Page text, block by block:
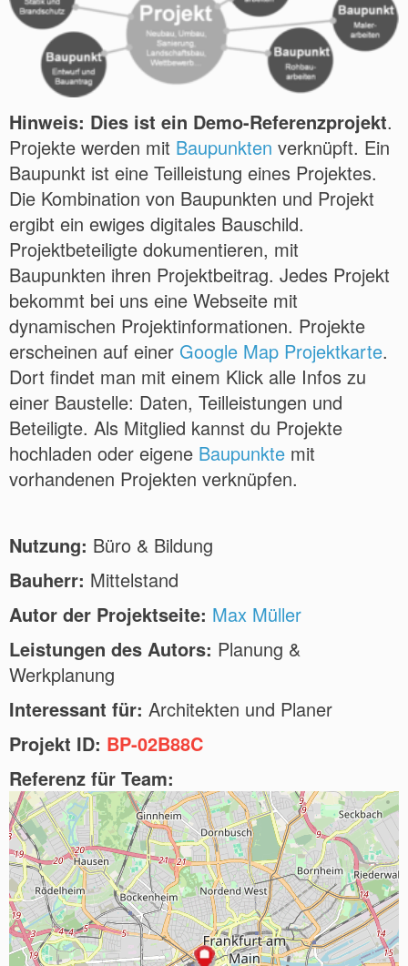
Hinweis: Dies ist ein Demo-Referenzprojekt.
Projekte werden mit Baupunkten verknüpft. Ein
Baupunkt ist eine Teilleistung eines Projektes.
Die Kombination von Baupunkten und Projekt
ergibt ein ewiges digitales Bauschild.
Projektbeteiligte dokumentieren, mit
Baupunkten ihren Projektbeitrag. Jedes Projekt
bekommt bei uns eine Webseite mit
dynamischen Projektinformationen. Projekte
erscheinen auf einer Google Map Projektkarte.
Dort findet man mit einem Klick alle Infos zu
einer Baustelle: Daten, Teilleistungen und
Beteiligte. Als Mitglied kannst du Projekte
hochladen oder eigene Baupunkte mit
vorhandenen Projekten verknüpfen.
Nutzung: Büro & Bildung
Bauherr: Mittelstand
Autor der Projektseite: Max Müller
Leistungen des Autors: Planung &
Werkplanung
Interessant für: Architekten und Planer
Projekt ID: BP-02B88C
Referenz für Team: